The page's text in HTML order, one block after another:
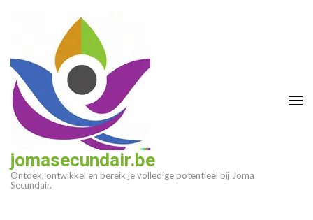
(druk
enter)
jomasecundair.be
Ontdek, ontwikkel en bereik je volledige potentieel bij Joma
Secundair.